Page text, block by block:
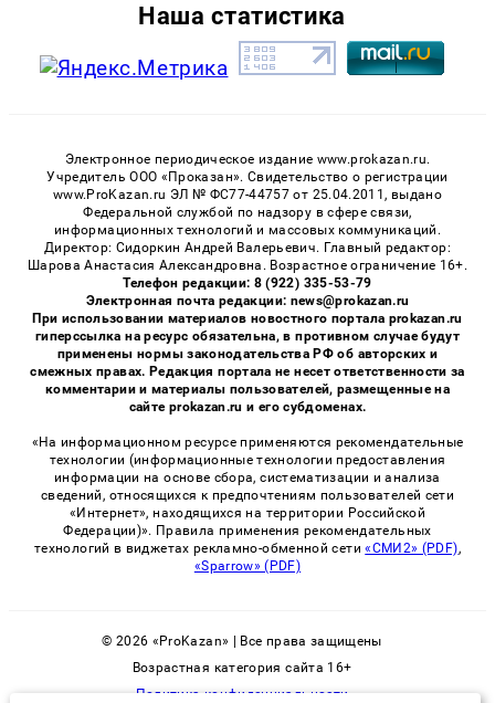
Наша статистика
Электронное периодическое издание www.prokazan.ru.
Учредитель ООО «Проказан». Cвидетельство о регистрации
www.ProKazan.ru ЭЛ № ФС77-44757 от 25.04.2011, выдано
Федеральной службой по надзору в сфере связи,
информационных технологий и массовых коммуникаций.
Директор: Сидоркин Андрей Валерьевич. Главный редактор:
Шарова Анастасия Александровна. Возрастное ограничение 16+.
Телефон редакции: 8 (922) 335-53-79
Электронная почта редакции: news@prokazan.ru
При использовании материалов новостного портала prokazan.ru
гиперссылка на ресурс обязательна, в противном случае будут
применены нормы законодательства РФ об авторских и
смежных правах. Редакция портала не несет ответственности за
комментарии и материалы пользователей, размещенные на
сайте prokazan.ru и его субдоменах.
«На информационном ресурсе применяются рекомендательные
технологии (информационные технологии предоставления
информации на основе сбора, систематизации и анализа
сведений, относящихся к предпочтениям пользователей сети
«Интернет», находящихся на территории Российской
Федерации)». Правила применения рекомендательных
технологий в виджетах рекламно-обменной сети«СМИ2» (PDF),
«Sparrow» (PDF)
© 2026 «ProKazan» | Все права защищены
Возрастная категория сайта 16+
Политика конфиденциальности